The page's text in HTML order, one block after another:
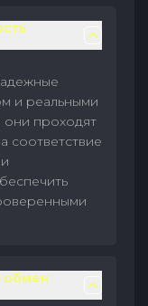
и реальными
они проходят
соответствие
обмен